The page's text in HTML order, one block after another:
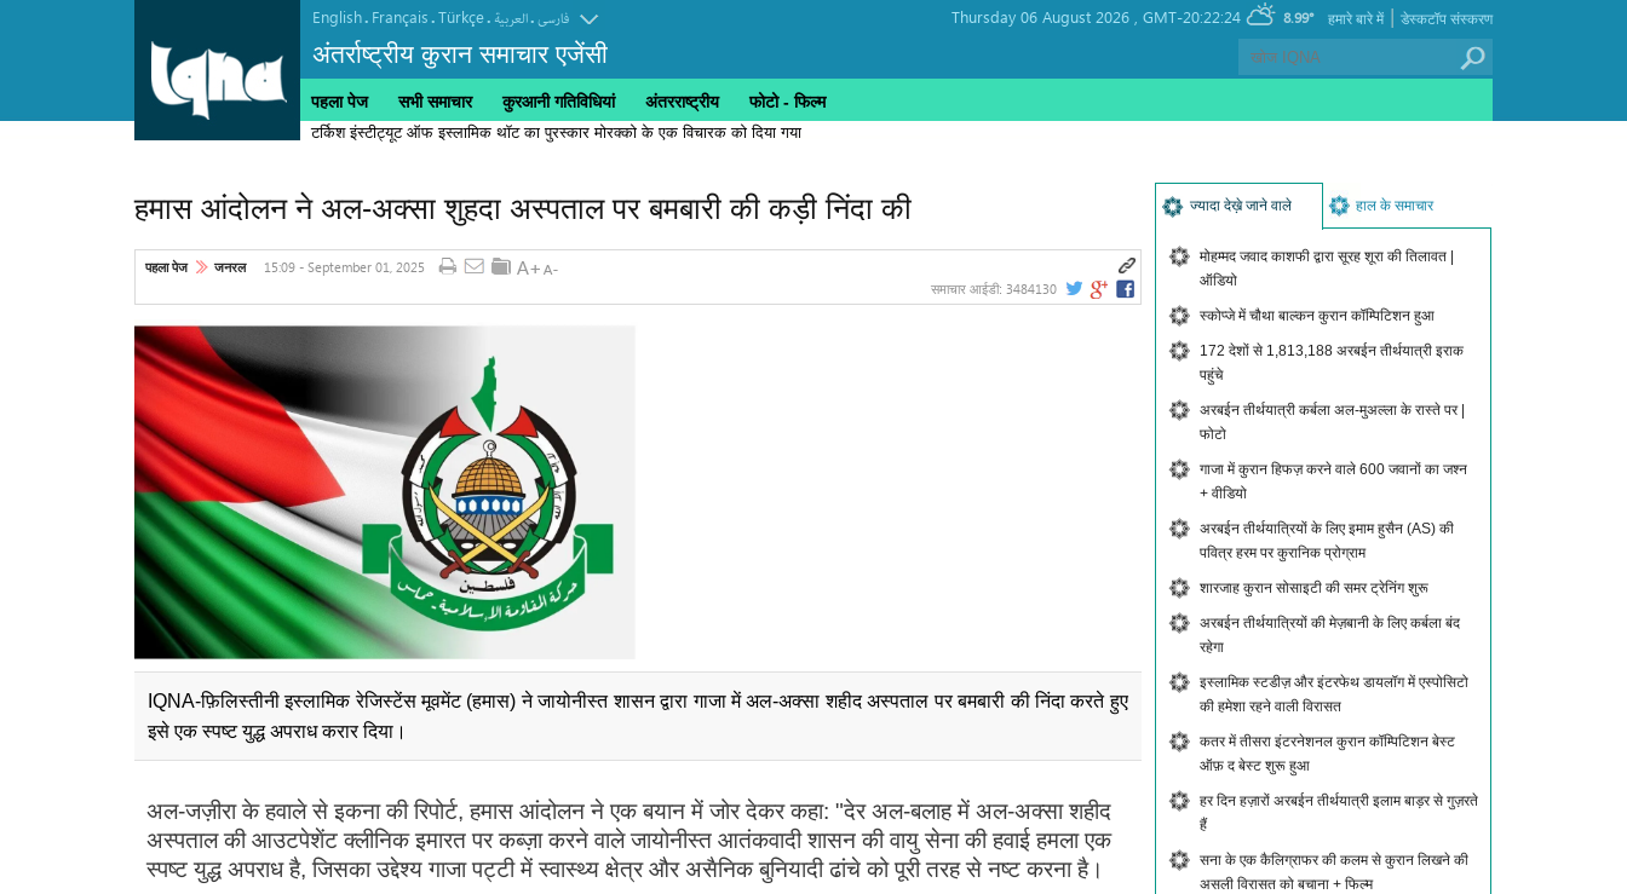
English. Français.Türkçe. العربیة.فارسی
अंतर्राष्ट्रीय कुरान समाचार एजेंसी
Thursday 06 August 2026 , GMT-20:22:24 8.99° डेस्कटॉप संस्करण
|
हमारे बारे में
पहला पेज सभी समाचार कुरआनी गतिविधियां अंतरराष्ट्रीय फोटो - फिल्म
टर्किश इंस्टीट्यूट ऑफ इस्लामिक थॉट का पुरस्कार मोरक्को के एक विचारक को दिया गया
हमास आंदोलन ने अल-अक्सा शुहदा अस्पताल पर बमबारी की कड़ी निंदा की
पहला पेज जनरल 15:09 - September 01, 2025
समाचार आईडी: 3484130
IQNA-फ़िलिस्तीनी इस्लामिक रेजिस्टेंस मूवमेंट (हमास) ने जायोनीस्त शासन द्वारा गाजा में अल-अक्सा शहीद अस्पताल पर बमबारी की निंदा करते हुए
इसे एक स्पष्ट युद्ध अपराध करार दिया।
अल-जज़ीरा के हवाले से इकना की रिपोर्ट, हमास आंदोलन ने एक बयान में जोर देकर कहा: "देर अल-बलाह में अल-अक्सा शहीद
अस्पताल की आउटपेशेंट क्लीनिक इमारत पर कब्ज़ा करने वाले जायोनीस्त आतंकवादी शासन की वायु सेना की हवाई हमला एक
स्पष्ट युद्ध अपराध है, जिसका उद्देश्य गाजा पट्टी में स्वास्थ्य क्षेत्र और असैनिक बुनियादी ढांचे को पूरी तरह से नष्ट करना है।
ज्यादा देख़े जाने वाले हाल के समाचार
मोहम्मद जवाद काशफी द्वारा सूरह शूरा की तिलावत |
ऑडियो
स्कोप्जे में चौथा बाल्कन कुरान कॉम्पिटिशन हुआ
172 देशों से 1,813,188 अरबईन तीर्थयात्री इराक
पहुंचे
अरबईन तीर्थयात्री कर्बला अल-मुअल्ला के रास्ते पर |
फोटो
गाजा में कुरान हिफज़ करने वाले 600 जवानों का जश्न
+ वीडियो
अरबईन तीर्थयात्रियों के लिए इमाम हुसैन (AS) की
पवित्र हरम पर कुरानिक प्रोग्राम
शारजाह कुरान सोसाइटी की समर ट्रेनिंग शुरू
अरबईन तीर्थयात्रियों की मेज़बानी के लिए कर्बला बंद
रहेगा
इस्लामिक स्टडीज़ और इंटरफेथ डायलॉग में एस्पोसिटो
की हमेशा रहने वाली विरासत
कतर में तीसरा इंटरनेशनल कुरान कॉम्पिटिशन बेस्ट
ऑफ़ द बेस्ट शुरू हुआ
हर दिन हज़ारों अरबईन तीर्थयात्री इलाम बाड़र से गुज़रते
हैं
सना के एक कैलिग्राफर की कलम से कुरान लिखने की
असली विरासत को बचाना + फिल्म